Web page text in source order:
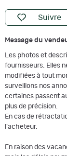
Suivre
Message du
Les photos et
fournisseurs. Elles
modifiées à tout
surveillons nos
certaines passent
plus de précision.
En cas de
l'acheteur.
En raison des